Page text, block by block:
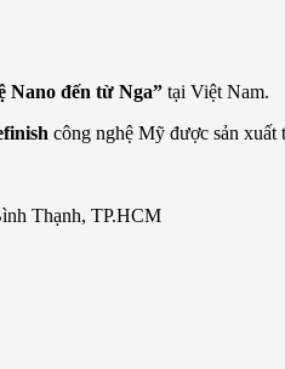
Nano đến từ Nga” tại Việt Nam.
công nghệ Mỹ được sản
Thạnh, TP.HCM